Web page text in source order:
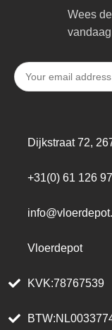
Wees
Dijkstraat 72,
+31(0) 61 126
Vloerdepot
KVK:78767539